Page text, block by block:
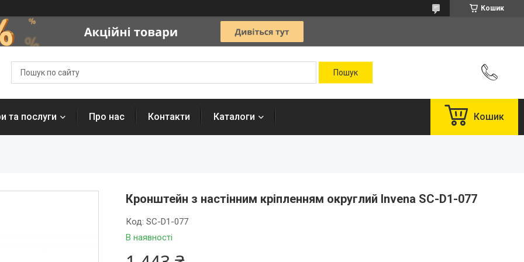
Кошик
та послуги Про нас Контакти Каталоги Кошик
Кронштейн з настінним кріпленням округлий Invena SC-D1-077
В наявності
Код: SC-D1-077